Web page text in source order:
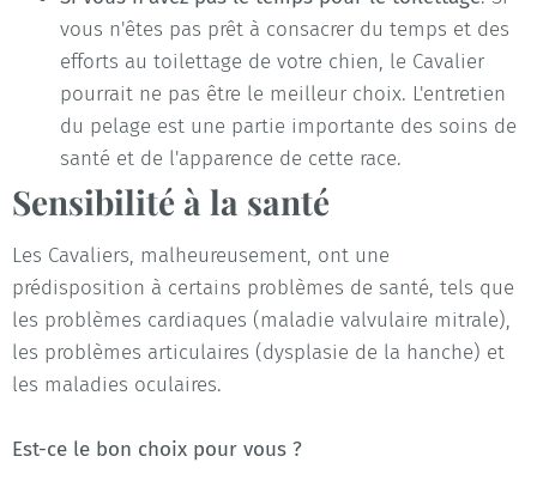
vous n'êtes pas prêt à consacrer du temps et des
efforts au toilettage de votre chien, le Cavalier
pourrait ne pas être le meilleur choix. L'entretien
du pelage est une partie importante des soins de
santé et de l'apparence de cette race.
Sensibilité à la santé
Les Cavaliers, malheureusement, ont une
prédisposition à certains problèmes de santé, tels que
les problèmes cardiaques (maladie valvulaire mitrale),
les problèmes articulaires (dysplasie de la hanche) et
les maladies oculaires.
Est-ce le bon choix pour vous ?